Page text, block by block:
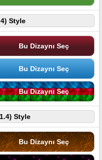
Style
Bu Dizaynı Seç
Bu Dizaynı Seç
Bu Dizaynı Seç
Style
Bu Dizaynı Seç